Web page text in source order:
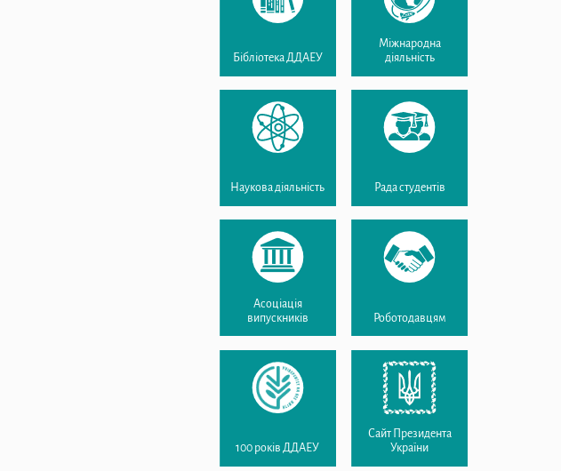
Бібліотека ДДАЕУ
Міжнародна
діяльність
Наукова діяльність Рада студентів
Асоціація
випускників
Роботодавцям
100 років ДДАЕУ
Сайт Президента
України